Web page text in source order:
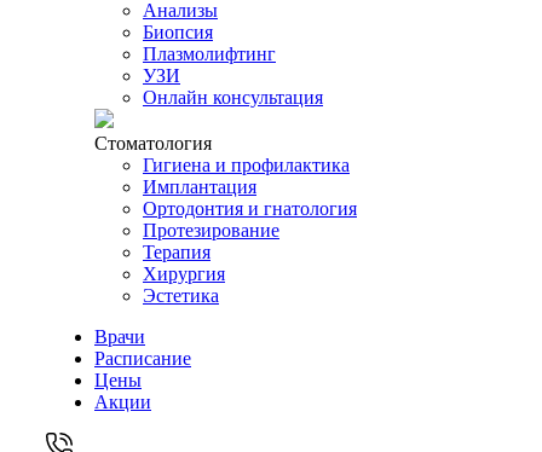
Анализы
Биопсия
Плазмолифтинг
УЗИ
Онлайн консультация
Стоматология
Гигиена и профилактика
Имплантация
Ортодонтия и гнатология
Протезирование
Терапия
Хирургия
Эстетика
Врачи
Расписание
Цены
Акции